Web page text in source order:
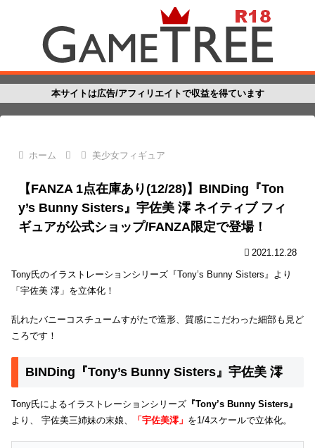
本サイトは広告/アフィリエイトで収益を得ています
ホーム 美少女フィギュア
【FANZA 1点在庫あり(12/28)】BINDing『Ton
y’s Bunny Sisters』宇佐美 澪 ネイティブ フィ
ギュアが公式ショップ/FANZA限定で登場！
2021.12.28
Tony氏のイラストレーションシリーズ『Tony’s Bunny Sisters』より
「宇佐美 澪」を立体化！
乱れたバニーコスチュームすがたで造形、質感にこだわった細部も見ど
ころです！
BINDing『Tony’s Bunny Sisters』宇佐美 澪
Tony氏によるイラストレーションシリーズ 『Tony’s Bunny Sisters』
より、 宇佐美三姉妹の末娘、
「宇佐美澪」 を1/4スケールで立体化。